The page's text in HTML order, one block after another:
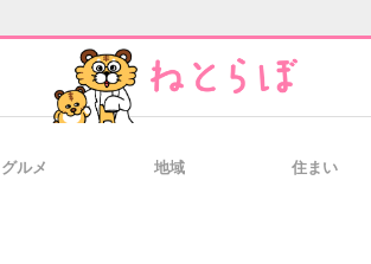
グルメ 地域 住まい